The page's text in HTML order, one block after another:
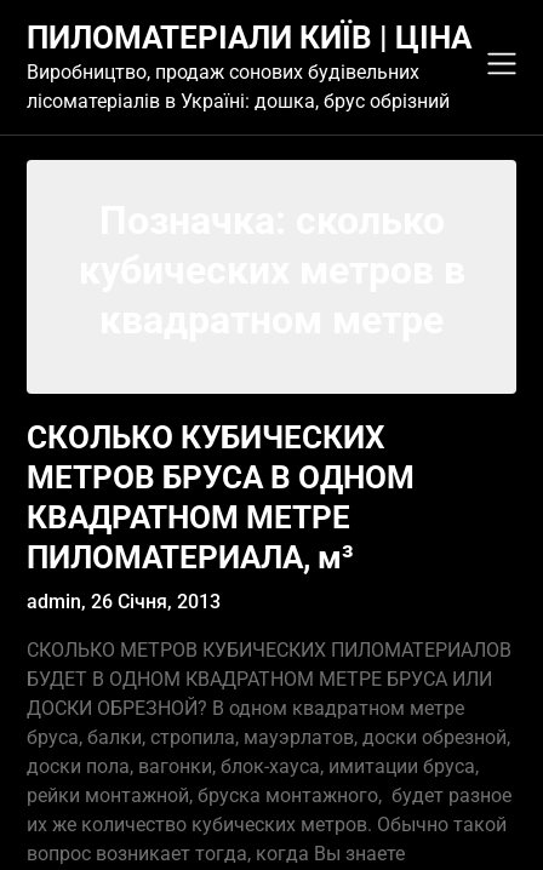
content
ПИЛОМАТЕРІАЛИ КИЇВ | ЦІНА
Виробництво, продаж сонових будівельних
лісоматеріалів в Україні: дошка, брус обрізний
СКОЛЬКО КУБИЧЕСКИХ
МЕТРОВ БРУСА В ОДНОМ
КВАДРАТНОМ МЕТРЕ
ПИЛОМАТЕРИАЛА, м³
admin,26 Січня, 2013
СКОЛЬКО МЕТРОВ КУБИЧЕСКИХ ПИЛОМАТЕРИАЛОВ
БУДЕТ В ОДНОМ КВАДРАТНОМ МЕТРЕ БРУСА ИЛИ
ДОСКИ ОБРЕЗНОЙ? В одном квадратном метре
бруса, балки, стропила, мауэрлатов, доски обрезной,
доски пола, вагонки, блок-хауса, имитации бруса,
рейки монтажной, бруска монтажного, будет разное
их же количество кубических метров. Обычно такой
вопрос возникает тогда, когда Вы знаете